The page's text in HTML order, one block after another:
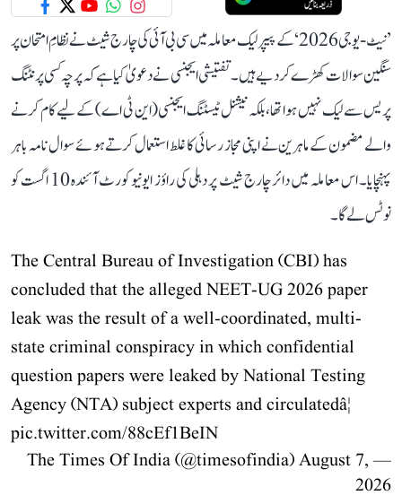
’نیٹ-یو جی 2026‘ کے پیپر لیک معاملہ میں سی بی آئی کی چارج شیٹ نے نظامِ امتحان پر
سنگین سوالات کھڑے کر دیے ہیں۔ تفتیشی ایجنسی نے دعویٰ کیا ہے کہ پرچہ کسی پرنٹنگ
پریس سے لیک نہیں ہوا تھا، بلکہ نیشنل ٹیسٹنگ ایجنسی (این ٹی اے) کے لیے کام کرنے
والے مضمون کے ماہرین نے اپنی مجاز رسائی کا غلط استعمال کرتے ہوئے سوال نامہ باہر
پہنچایا۔ اس معاملہ میں دائر چارج شیٹ پر دہلی کی راؤز ایونیو کورٹ آئندہ 10 اگست کو
نوٹس لے گا۔
The Central Bureau of Investigation (CBI) has
concluded that the alleged NEET-UG 2026 paper
leak was the result of a well-coordinated, multi-
state criminal conspiracy in which confidential
question papers were leaked by National Testing
Agency (NTA) subject experts and circulatedâ¦
pic.twitter.com/88cEf1BeIN
— The Times Of India (@timesofindia)
August 7,
2026